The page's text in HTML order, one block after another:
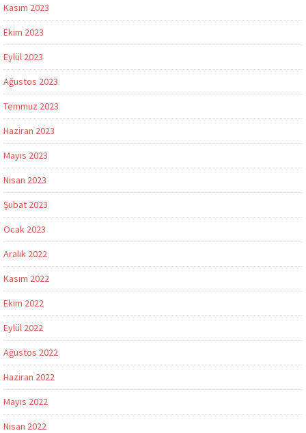
Kasım 2023
Ekim 2023
Eylül 2023
Ağustos 2023
Temmuz 2023
Haziran 2023
Mayıs 2023
Nisan 2023
Şubat 2023
Ocak 2023
Aralık 2022
Kasım 2022
Ekim 2022
Eylül 2022
Ağustos 2022
Haziran 2022
Mayıs 2022
Nisan 2022